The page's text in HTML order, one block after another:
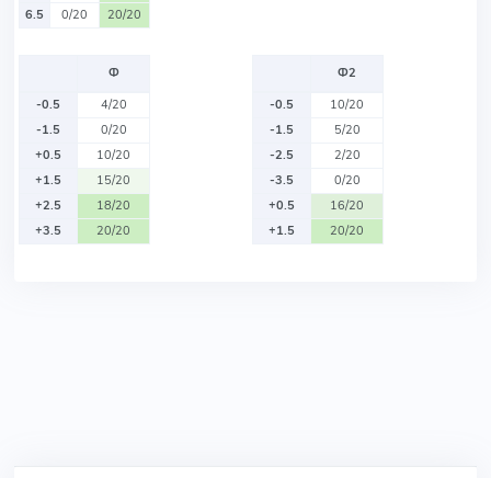
6.5
0/20 20/20
Ф
-0.5
4/20
-1.5
0/20
+0.5
10/20
+1.5
15/20
+2.5
18/20
+3.5
20/20
Ф2
-0.5
10/20
-1.5
5/20
-2.5
2/20
-3.5
0/20
+0.5
16/20
+1.5
20/20